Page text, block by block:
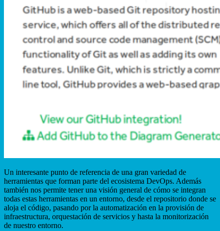
Un interesante punto de referencia de una gran variedad de
herramientas que forman parte del ecosistema DevOps. Además
también nos permite tener una visión general de cómo se integran
todas estas herramientas en un entorno, desde el repositorio donde se
aloja el código, pasando por la automatización en la provisión de
infraestructura, orquestación de servicios y hasta la monitorización
de nuestro entorno.